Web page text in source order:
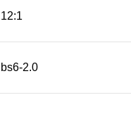
12:1
bs6-2.0